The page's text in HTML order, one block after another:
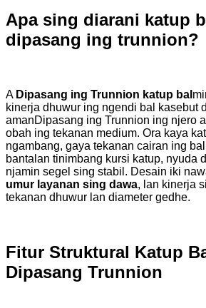
Apa sing diarani katup
dipasang ing trunnion?
A Dipasang ing Trunnion katup bal
kinerja dhuwur ing ngendi bal kasebut
amanDipasang ing Trunnion ing njero
obah ing tekanan medium. Ora kaya
ngambang, gaya tekanan cairan ing
bantalan tinimbang kursi katup, nyuda
njamin segel sing stabil. Desain iki
umur layanan sing dawa, lan kinerja
tekanan dhuwur lan diameter gedhe.
Fitur Struktural Katup
Dipasang Trunnion